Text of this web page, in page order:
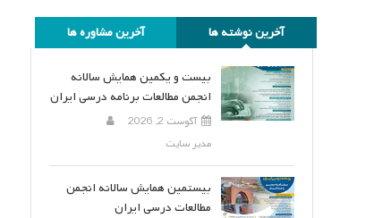
آخرین نوشته ها آخرین مشاوره ها
بیست و یکمین همایش سالانه
انجمن مطالعات برنامه درسی ایران
آگوست 2, 2026
مدیر سایت
بیستمین همایش سالانه انجمن
مطالعات درسی ایران